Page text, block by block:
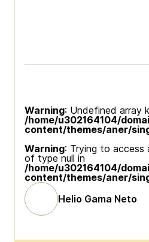
Warning: Undefined array
/home/u302164104/
content/themes/aner/
Warning: Trying to
of type null in
/home/u302164104/
content/themes/aner/
Helio Gama Neto